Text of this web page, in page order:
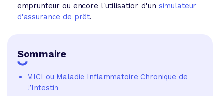
emprunteur ou encore l'utilisation d'un simulateur
d'assurance de prêt.
Sommaire
MICI ou Maladie Inflammatoire Chronique de
l’Intestin